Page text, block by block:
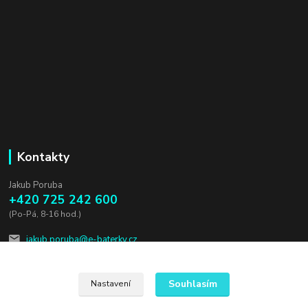
Kontakty
Jakub Poruba
+420 725 242 600
(Po-Pá, 8-16 hod.)
jakub.poruba@e-baterky.cz
Nastavení Souhlasím